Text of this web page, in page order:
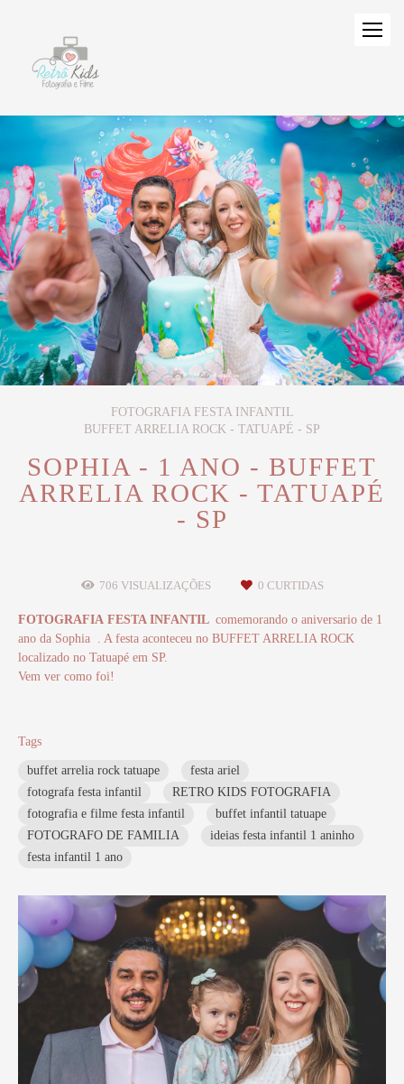
FOTOGRAFIA FESTA INFANTIL
BUFFET ARRELIA ROCK - TATUAPÉ - SP
SOPHIA - 1 ANO - BUFFET
ARRELIA ROCK - TATUAPÉ
- SP
706 VISUALIZAÇÕES 0 CURTIDAS
FOTOGRAFIA FESTA INFANTIL comemorando o aniversario de 1
ano da Sophia . A festa aconteceu no BUFFET ARRELIA ROCK
localizado no Tatuapé em SP.
Vem ver como foi!
Tags
buffet arrelia rock tatuape
festa ariel
fotografa festa infantil
RETRO KIDS FOTOGRAFIA
fotografia e filme festa infantil
buffet infantil tatuape
FOTOGRAFO DE FAMILIA
ideias festa infantil 1 aninho
festa infantil 1 ano